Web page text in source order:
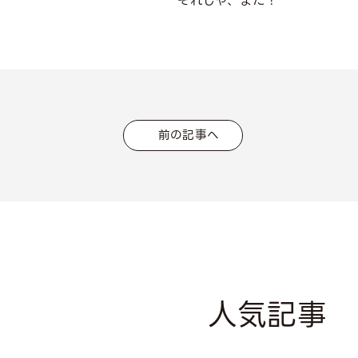
前の記事へ
人気記事